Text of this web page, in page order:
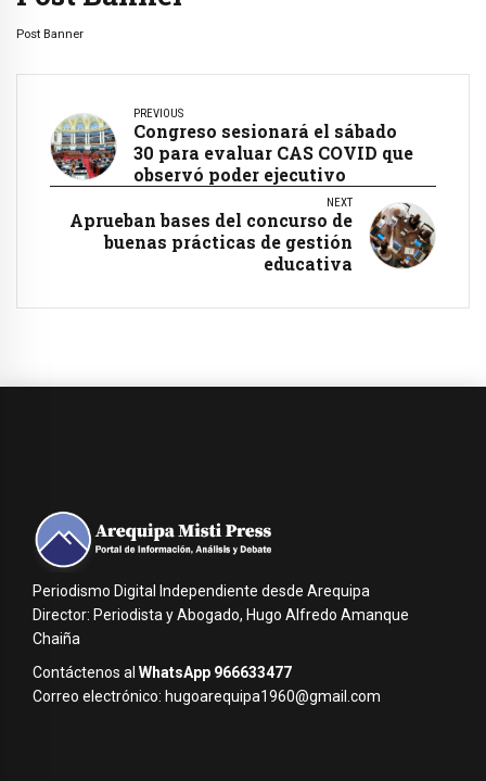
Post Banner
PREVIOUS
Congreso sesionará el sábado
30 para evaluar CAS COVID que
observó poder ejecutivo
NEXT
Aprueban bases del concurso de
buenas prácticas de gestión
educativa
Periodismo Digital Independiente desde Arequipa
Director: Periodista y Abogado, Hugo Alfredo Amanque
Chaiña
Contáctenos al WhatsApp 966633477
Correo electrónico: hugoarequipa1960@gmail.com